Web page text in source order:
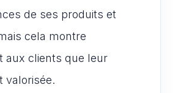
de ses produits et
cela montre
aux clients que leur
valorisée.